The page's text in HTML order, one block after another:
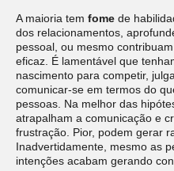
A maioria tem fome de
dos relacionamentos,
pessoal, ou mesmo
eficaz. É lamentável que
nascimento para competir,
comunicar-se em termos do
pessoas. Na melhor das
atrapalham a comunicação e
frustração. Pior, podem gerar
Inadvertidamente, mesmo as
intenções acabam gerando